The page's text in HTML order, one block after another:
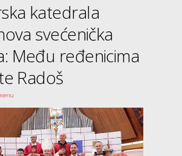
katedrala
svećenička
Među ređenicima
Radoš